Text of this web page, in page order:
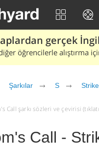
gerçek
öğrencilerle alıştırma
Şarkılar S
Call şarkı sözleri ve çevirisi
Call -